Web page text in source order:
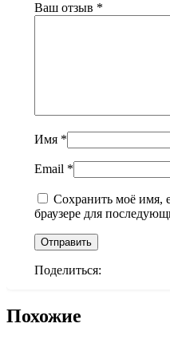
Ваш отзыв *
Имя *
Email *
Сохранить моё имя,
браузере для
Поделиться:
Похожие